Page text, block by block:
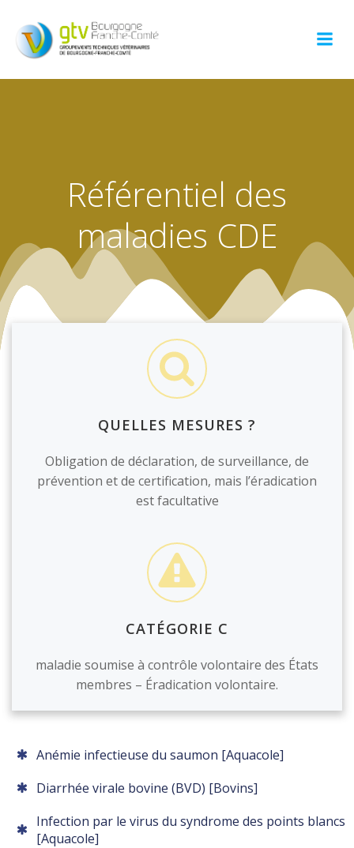
Référentiel des
maladies CDE
QUELLES MESURES ?
Obligation de déclaration, de surveillance, de
prévention et de certification, mais l’éradication
est facultative
CATÉGORIE C
maladie soumise à contrôle volontaire des États
membres – Éradication volontaire.
Anémie infectieuse du saumon [Aquacole]
Diarrhée virale bovine (BVD) [Bovins]
Infection par le virus du syndrome des points blancs
[Aquacole]